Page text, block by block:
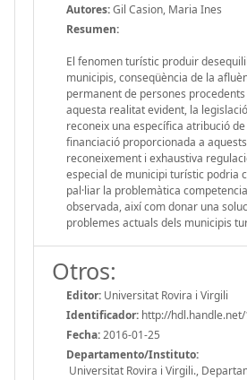
Autores:Gil Casion, Maria Ines
Resumen:
El fenomen turístic produir
municipis, conseqüència de la
permanent de persones
aquesta realitat evident, la
reconeix una específica atribució
financiació proporcionada a
reconeixement i exhaustiva
especial de municipi turístic podria
pal·liar la problemàtica
observada, així com donar una
problemes actuals dels municipis
Otros:
Editor: Universitat Rovira i Virgili
Identificador: http://
Fecha:2016-01-25
Departamento/Instituto:
Universitat Rovira i Virgili.,